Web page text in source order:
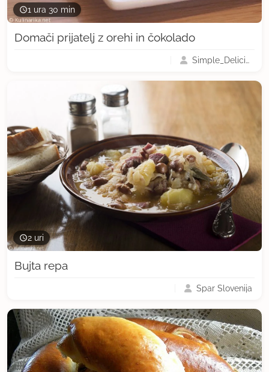
1 ura 30 min
Domači prijatelj z orehi in čokolado
Simple_Delicious
2 uri
Bujta repa
Spar Slovenija